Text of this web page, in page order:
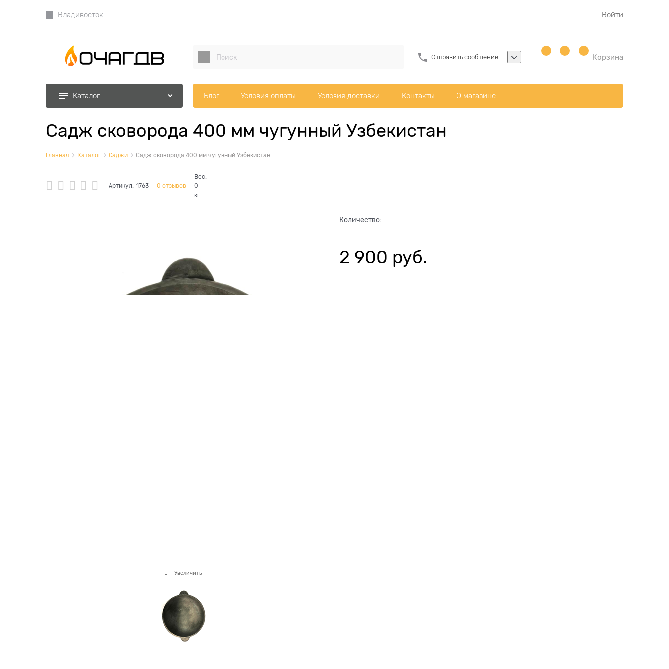
Владивосток Войти
Отправить сообщение Корзина
Каталог Блог Условия оплаты Условия доставки Контакты О магазине
Садж сковорода 400 мм чугунный Узбекистан
Главная Каталог Саджи Садж сковорода 400 мм чугунный Узбекистан
Артикул: 1763 0 отзывов
Вес:
0
кг.
Увеличить
Количество:
2 900 руб.